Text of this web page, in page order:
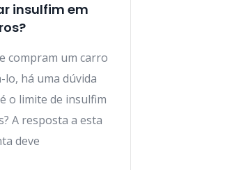
insulfim em
compram um carro
lo, há uma dúvida
o limite de insulfim
A resposta a esta
deve